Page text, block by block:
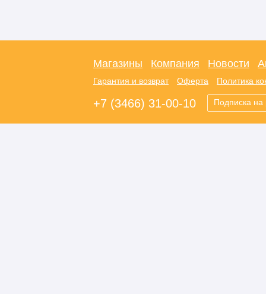
Магазины Компания Новости
Гарантия и возврат Оферта Политика
+7 (3466) 31-00-10 Подписка на